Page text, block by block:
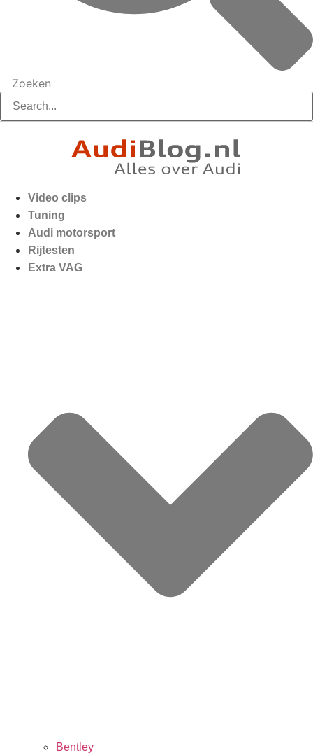
Zoeken
Video clips
Tuning
Audi motorsport
Rijtesten
Extra VAG
Bentley